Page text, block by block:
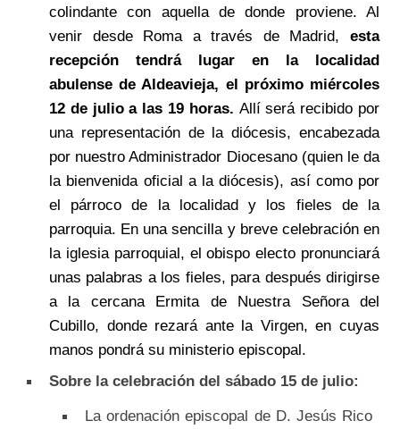
colindante con aquella de donde proviene. Al
venir desde Roma a través de Madrid, esta
recepción tendrá lugar en la localidad
abulense de Aldeavieja, el próximo miércoles
12 de julio a las 19 horas. Allí será recibido por
una representación de la diócesis, encabezada
por nuestro Administrador Diocesano (quien le da
la bienvenida oficial a la diócesis), así como por
el párroco de la localidad y los fieles de la
parroquia. En una sencilla y breve celebración en
la iglesia parroquial, el obispo electo pronunciará
unas palabras a los fieles, para después dirigirse
a la cercana Ermita de Nuestra Señora del
Cubillo, donde rezará ante la Virgen, en cuyas
manos pondrá su ministerio episcopal.
Sobre la celebración del sábado 15 de julio:
La ordenación episcopal de D. Jesús Rico